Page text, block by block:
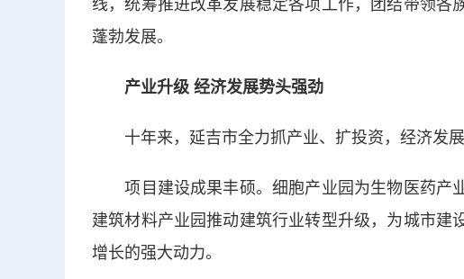
线，统筹推进改革发展稳定各项工作，团结带领各
蓬勃发展。
产业升级 经济发展势头强劲
十年来，延吉市全力抓产业、扩投资，经济发展
项目建设成果丰硕。细胞产业园为生物医药产
建筑材料产业园推动建筑行业转型升级，为城市
增长的强大动力。